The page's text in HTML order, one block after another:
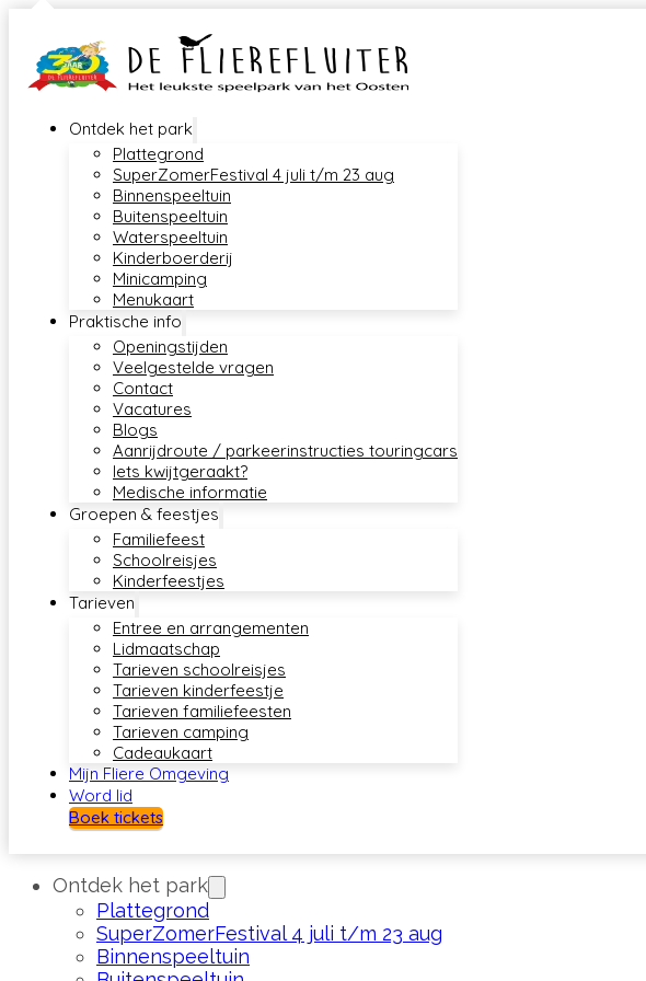
Ontdek het park
Plattegrond
SuperZomerFestival 4 juli t/m 23 aug
Binnenspeeltuin
Buitenspeeltuin
Waterspeeltuin
Kinderboerderij
Minicamping
Menukaart
Praktische info
Openingstijden
Veelgestelde vragen
Contact
Vacatures
Blogs
Aanrijdroute / parkeerinstructies touringcars
Iets kwijtgeraakt?
Medische informatie
Groepen & feestjes
Familiefeest
Schoolreisjes
Kinderfeestjes
Tarieven
Entree en arrangementen
Lidmaatschap
Tarieven schoolreisjes
Tarieven kinderfeestje
Tarieven familiefeesten
Tarieven camping
Cadeaukaart
Mijn Fliere Omgeving
Word lid
Boek tickets
Ontdek het park
Plattegrond
SuperZomerFestival 4 juli t/m 23 aug
Binnenspeeltuin